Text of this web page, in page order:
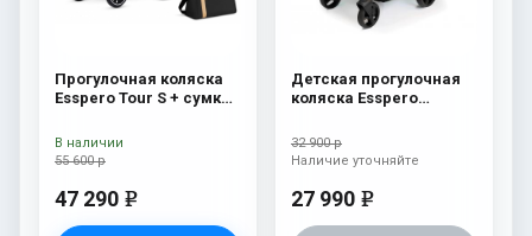
Прогулочная коляска
Esspero Tour S + сумка
55 600 р
47 290 e
В наличии
Детская прогулочная
коляска Esspero
Pink
32 900 р
27 990 e
Наличие уточняйте